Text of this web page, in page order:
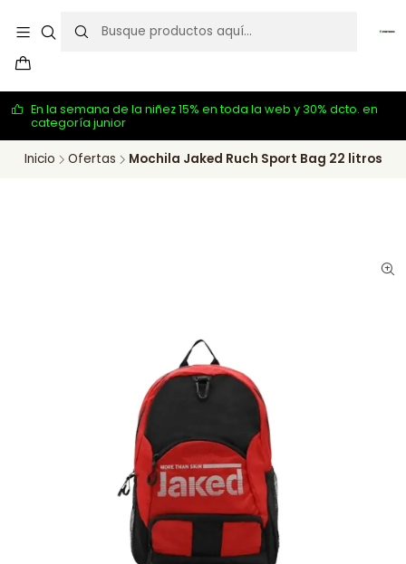
En la semana de la niñez 15% en toda la web y 30% dcto. en
categoría junior
Inicio Ofertas Mochila Jaked Ruch Sport Bag 22 litros